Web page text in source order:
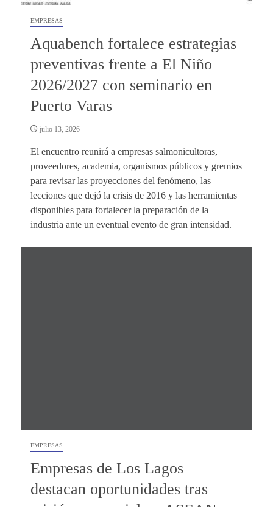
EMPRESAS
Aquabench fortalece estrategias
preventivas frente a El Niño
2026/2027 con seminario en
Puerto Varas
julio 13, 2026
El encuentro reunirá a empresas salmonicultoras,
proveedores, academia, organismos públicos y gremios
para revisar las proyecciones del fenómeno, las
lecciones que dejó la crisis de 2016 y las herramientas
disponibles para fortalecer la preparación de la
industria ante un eventual evento de gran intensidad.
EMPRESAS
Empresas de Los Lagos
destacan oportunidades tras